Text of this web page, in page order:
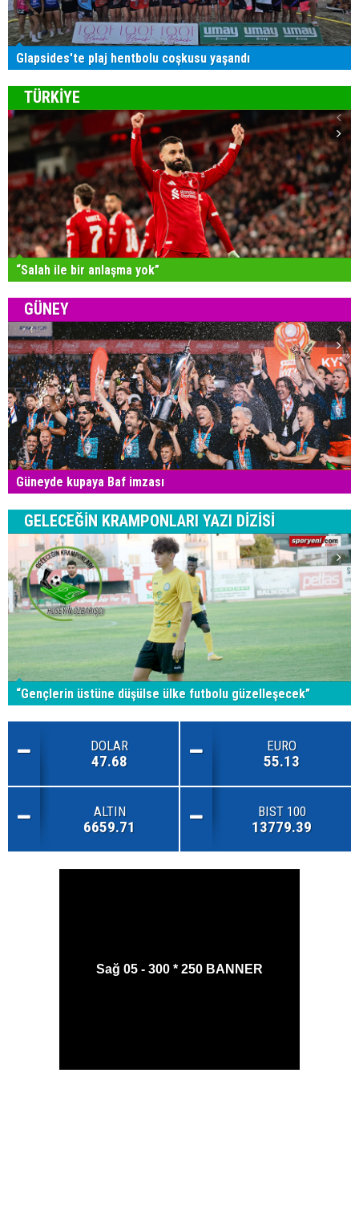
Glapsides'te plaj hentbolu coşkusu yaşandı
TÜRKİYE
“Salah ile bir anlaşma yok”
GÜNEY
Güneyde kupaya Baf imzası
GELECEĞİN KRAMPONLARI YAZI DİZİSİ
“Gençlerin üstüne düşülse ülke futbolu güzelleşecek”
DOLAR
47.68
EURO
55.13
ALTIN
6659.71
BIST 100
13779.39
Sağ 05 - 300 * 250 BANNER